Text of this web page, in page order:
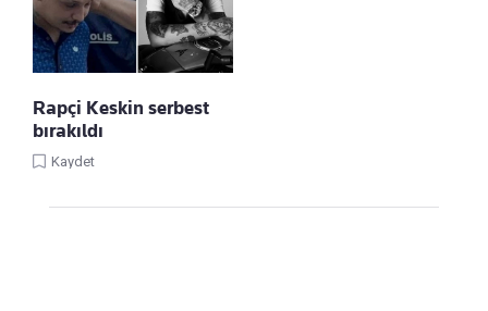
Rapçi Keskin serbest
bırakıldı
Kaydet